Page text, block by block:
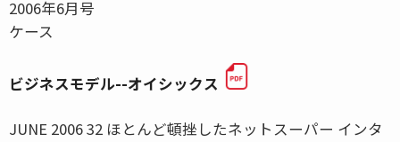
2006年6月号
ケース
ビジネスモデル--オイシックス
JUNE 2006 32 ほとんど頓挫したネットスーパー インタ